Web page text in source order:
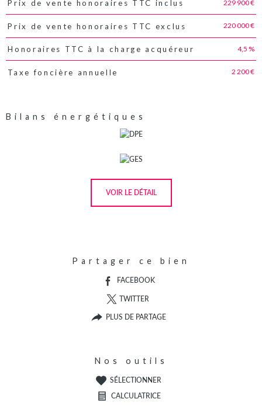
Caractéristiques Valeurs
Prix de vente honoraires TTC inclus 229 900 €
Prix de vente honoraires TTC exclus 220 000 €
Honoraires TTC à la charge acquéreur 4,5 %
Taxe foncière annuelle 2 200 €
Bilans énergétiques
VOIR LE DÉTAIL
Partager ce bien
FACEBOOK
TWITTER
PLUS DE PARTAGE
Nos outils
SÉLECTIONNER
CALCULATRICE